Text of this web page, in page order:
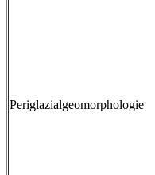
Periglazialgeomorphologie